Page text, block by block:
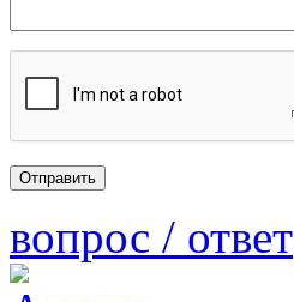
вопрос / ответ